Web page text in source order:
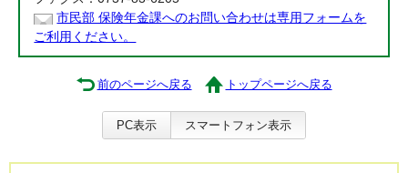
市民部 保険年金課へのお問い合わせは専用フォームを
ご利用ください。
前のページへ戻る トップページへ戻る
PC表示 スマートフォン表示